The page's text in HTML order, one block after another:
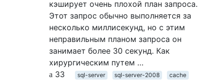
кэширует очень плохой план запроса.
Этот запрос обычно выполняется за
несколько миллисекунд, но с этим
неправильным планом запроса он
занимает более 30 секунд. Как
хирургическим путем …
33
sql-server sql-server-2008
cache